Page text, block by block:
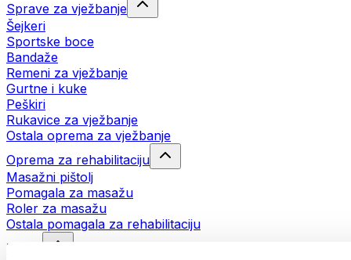
Sprave za vježbanje
Šejkeri
Sportske boce
Bandaže
Remeni za vježbanje
Gurtne i kuke
Peškiri
Rukavice za vježbanje
Ostala oprema za vježbanje
Oprema za rehabilitaciju
Masažni pištolj
Pomagala za masažu
Roler za masažu
Ostala pomagala za rehabilitaciju
Torbe